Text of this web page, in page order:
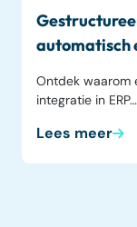
automatisch
Ontdek waarom
integratie in ERP…
Lees meer